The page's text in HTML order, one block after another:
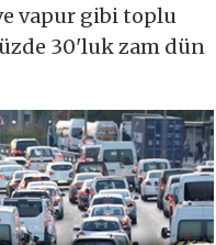
vapur gibi toplu
30'luk zam dün